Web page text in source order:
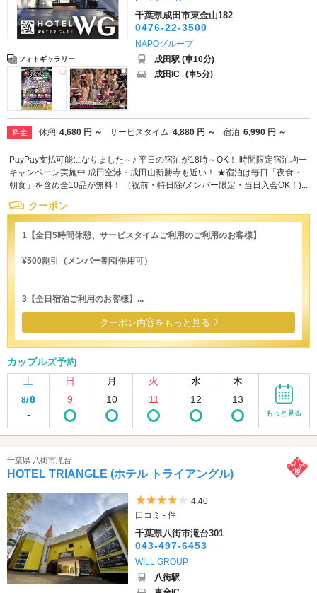
フォトギャラリー
千葉県成田市東金山182
0476-22-3500
NAPOグループ
成田駅 (車10分)
成田IC (車5分)
料金 休憩 4,680 円 ～ サービスタイム 4,880 円 ～ 宿泊 6,990 円 ～
PayPay支払可能になりました～♪ 平日の宿泊が18時～OK！ 時間限定宿泊均一
キャンペーン実施中 成田空港・成田山新勝寺も近い！ ★宿泊は毎日「夜食・
朝食」を含め全10品が無料！ （祝前・特日除/メンバー限定・当日入会OK！)...
クーポン
1【全日5時間休憩、サービスタイムご利用のご利用のお客様】
¥500割引（メンバー割引併用可）
3【全日宿泊ご利用のお客様】...
クーポン内容をもっと見る
カップルズ予約
土
日 月 火 水 木
8/8
-
9 10 11 12 13
もっと見る
千葉県 八街市滝台
HOTEL TRIANGLE (ホテル トライアングル)
5つ星のうち4
4.40
口コミ - 件
千葉県八街市滝台301
043-497-6453
WILL GROUP
八街駅